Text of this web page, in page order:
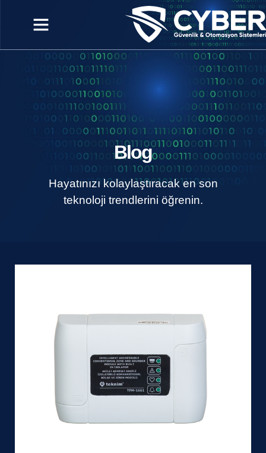
Blog
Hayatınızı kolaylaştıracak en son
teknoloji trendlerini öğrenin.